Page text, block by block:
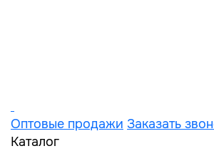
Оптовые продажи Заказать
Каталог